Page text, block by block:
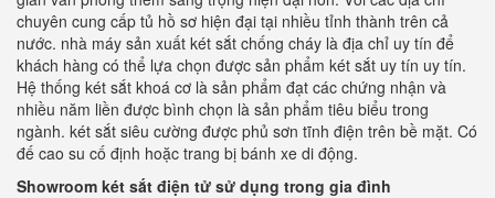
chuyên cung cấp tủ hồ sơ hiện đại tại nhiều tỉnh thành trên cả
nước. nhà máy sản xuất két sắt chống cháy là địa chỉ uy tín để
khách hàng có thể lựa chọn được sản phẩm két sắt uy tín uy tín.
Hệ thống két sắt khoá cơ là sản phẩm đạt các chứng nhận và
nhiều năm liền được bình chọn là sản phẩm tiêu biểu trong
ngành. két sắt siêu cường được phủ sơn tĩnh điện trên bề mặt. Có
đế cao su cố định hoặc trang bị bánh xe di động.
Showroom két sắt điện tử sử dụng trong gia đình